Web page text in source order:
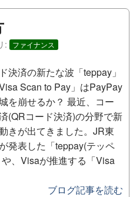
: ファイナンス
決済の新たな波「teppay」
Scan to Pay」はPayPay
を崩せるか？ 最近、コー
(QRコード決済)の分野で新
きが出てきました。JR東
発表した「teppay(テッペ
、Visaが推進する「Visa
ブログ記事を読む